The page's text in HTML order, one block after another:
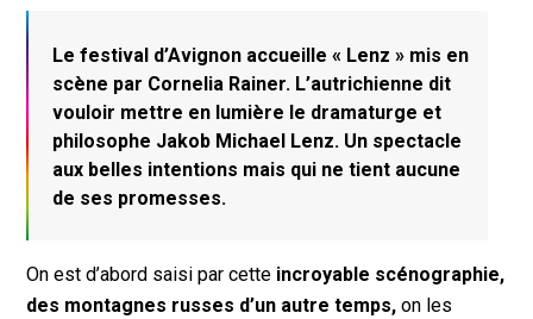
Le festival d’Avignon accueille « Lenz » mis en
scène par Cornelia Rainer. L’autrichienne dit
vouloir mettre en lumière le dramaturge et
philosophe Jakob Michael Lenz. Un spectacle
aux belles intentions mais qui ne tient aucune
de ses promesses.
On est d’abord saisi par cette incroyable scénographie,
des montagnes russes d’un autre temps, on les